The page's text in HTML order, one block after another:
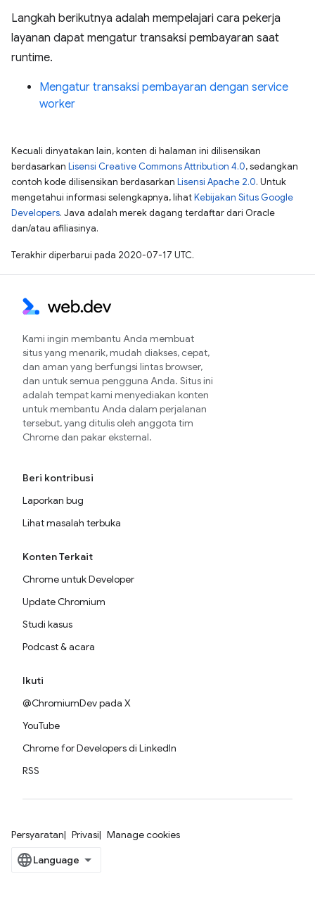
Langkah berikutnya adalah mempelajari cara pekerja
layanan dapat mengatur transaksi pembayaran saat
runtime.
Mengatur transaksi pembayaran dengan service
worker
Kecuali dinyatakan lain, konten di halaman ini dilisensikan
berdasarkan Lisensi Creative Commons Attribution 4.0, sedangkan
contoh kode dilisensikan berdasarkan Lisensi Apache 2.0. Untuk
mengetahui informasi selengkapnya, lihatKebijakan Situs Google
Developers. Java adalah merek dagang terdaftar dari Oracle
dan/atau afiliasinya.
Terakhir diperbarui pada 2020-07-17 UTC.
Kami ingin membantu Anda membuat
situs yang menarik, mudah diakses, cepat,
dan aman yang berfungsi lintas browser,
dan untuk semua pengguna Anda. Situs ini
adalah tempat kami menyediakan konten
untuk membantu Anda dalam perjalanan
tersebut, yang ditulis oleh anggota tim
Chrome dan pakar eksternal.
Beri kontribusi
Laporkan bug
Lihat masalah terbuka
Konten Terkait
Chrome untuk Developer
Update Chromium
Studi kasus
Podcast & acara
Ikuti
@ChromiumDev pada X
YouTube
Chrome for Developers di LinkedIn
RSS
Persyaratan Privasi Manage cookies